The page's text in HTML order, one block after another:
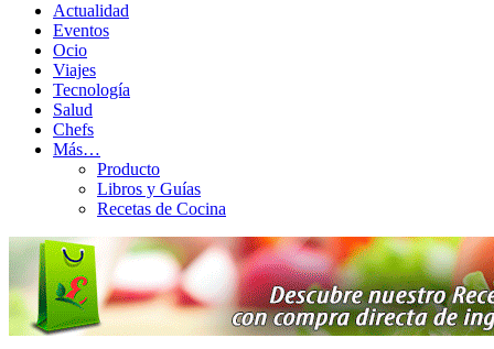
Actualidad
Eventos
Ocio
Viajes
Tecnología
Salud
Chefs
Más…
Producto
Libros y Guías
Recetas de Cocina